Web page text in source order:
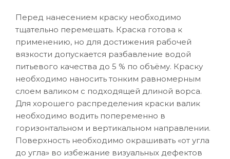
Перед нанесением краску необходимо
тщательно перемешать. Краска готова к
применению, но для достижения рабочей
вязкости допускается разбавление водой
питьевого качества до 5 % по объёму. Краску
необходимо наносить тонким равномерным
слоем валиком с подходящей длиной ворса.
Для хорошего распределения краски валик
необходимо водить попеременно в
горизонтальном и вертикальном направлении.
Поверхность необходимо окрашивать «от угла
до угла» во избежание визуальных дефектов